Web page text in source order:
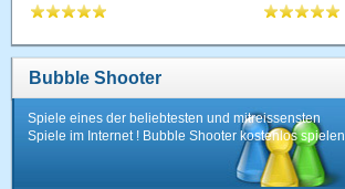
Bubble Shooter
Spiele eines der beliebtesten und mitreissensten
Spiele im Internet ! Bubble Shooter kostenlos spielen.